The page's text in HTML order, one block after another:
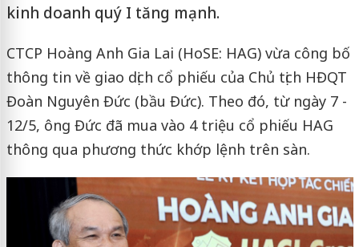
kinh doanh quý I tăng mạnh.
CTCP Hoàng Anh Gia Lai (HoSE: HAG) vừa công bố
thông tin về giao dịch cổ phiếu của Chủ tịch HĐQT
Đoàn Nguyên Đức (bầu Đức). Theo đó, từ ngày 7 -
12/5, ông Đức đã mua vào 4 triệu cổ phiếu HAG
thông qua phương thức khớp lệnh trên sàn.